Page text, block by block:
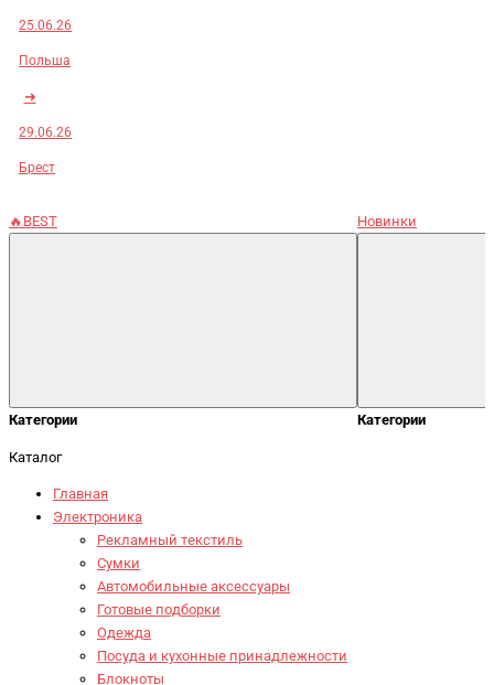
25.06.26
Польша
➜
29.06.26
Брест
🔥BEST
Категории
Новинки
Категории
Каталог
Главная
Электроника
Рекламный текстиль
Сумки
Автомобильные аксессуары
Готовые подборки
Одежда
Посуда и кухонные принадлежности
Блокноты